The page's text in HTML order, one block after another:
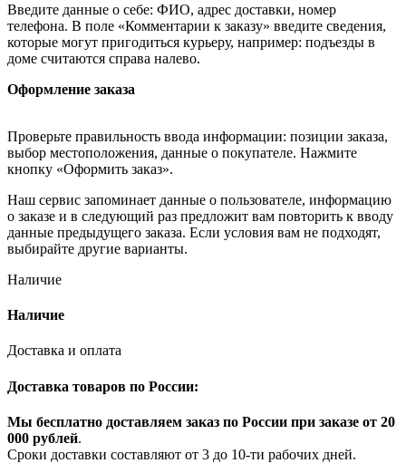
Введите данные о себе: ФИО, адрес доставки, номер
телефона. В поле «Комментарии к заказу» введите сведения,
которые могут пригодиться курьеру, например: подъезды в
доме считаются справа налево.
Оформление заказа
Проверьте правильность ввода информации: позиции заказа,
выбор местоположения, данные о покупателе. Нажмите
кнопку «Оформить заказ».
Наш сервис запоминает данные о пользователе, информацию
о заказе и в следующий раз предложит вам повторить к вводу
данные предыдущего заказа. Если условия вам не подходят,
выбирайте другие варианты.
Наличие
Наличие
Доставка и оплата
Доставка товаров по России:
Мы бесплатно доставляем заказ по России при заказе от 20
000 рублей.
Сроки доставки составляют от 3 до 10-ти рабочих дней.